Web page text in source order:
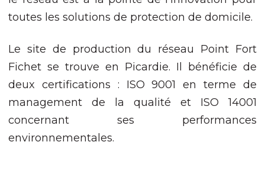
toutes les solutions de protection de domicile.
Le site de production du réseau Point Fort
Fichet se trouve en Picardie. Il bénéficie de
deux certifications : ISO 9001 en terme de
management de la qualité et ISO 14001
concernant ses performances
environnementales.
de la façon
dont le site
utilisé.
Expérience
Afin que notre
site Web
fonctionne